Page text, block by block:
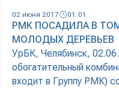
02 июня 2017 01:01
РМК ПОСАДИЛА В
МОЛОДЫХ ДЕРЕВЬЕВ
УрБК, Челябинск,
обогатительный
входит в Группу РМК)